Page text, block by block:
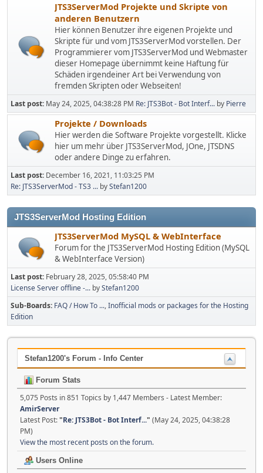
JTS3ServerMod Projekte und Skripte von
anderen Benutzern
Hier können Benutzer ihre eigenen Projekte und
Skripte für und vom JTS3ServerMod vorstellen. Der
Programmierer vom JTS3ServerMod und Webmaster
dieser Homepage übernimmt keine Haftung für
Schäden irgendeiner Art bei Verwendung von
fremden Skripten oder Webseiten!
Last post: May 24, 2025, 04:38:28 PM Re: JTS3Bot - Bot Interf... by Pierre
Projekte / Downloads
Hier werden die Software Projekte vorgestellt. Klicke
hier um mehr über JTS3ServerMod, JOne, JTSDNS
oder andere Dinge zu erfahren.
Last post: December 16, 2021, 11:03:25 PM
Re: JTS3ServerMod - TS3 ... byStefan1200
JTS3ServerMod Hosting Edition
JTS3ServerMod MySQL & WebInterface
Forum for the JTS3ServerMod Hosting Edition (MySQL
& WebInterface Version)
Last post: February 28, 2025, 05:58:40 PM
License Server offline -... byStefan1200
Sub-Boards FAQ / How To ... Inofficial mods or packages for the Hosting
Edition
Stefan1200's Forum - Info Center
Forum Stats
5,075 Posts in 851 Topics by 1,447 Members - Latest Member:
AmirServer
Latest Post:"Re: JTS3Bot - Bot Interf..." (May 24, 2025, 04:38:28
PM)
View the most recent posts on the forum.
Users Online